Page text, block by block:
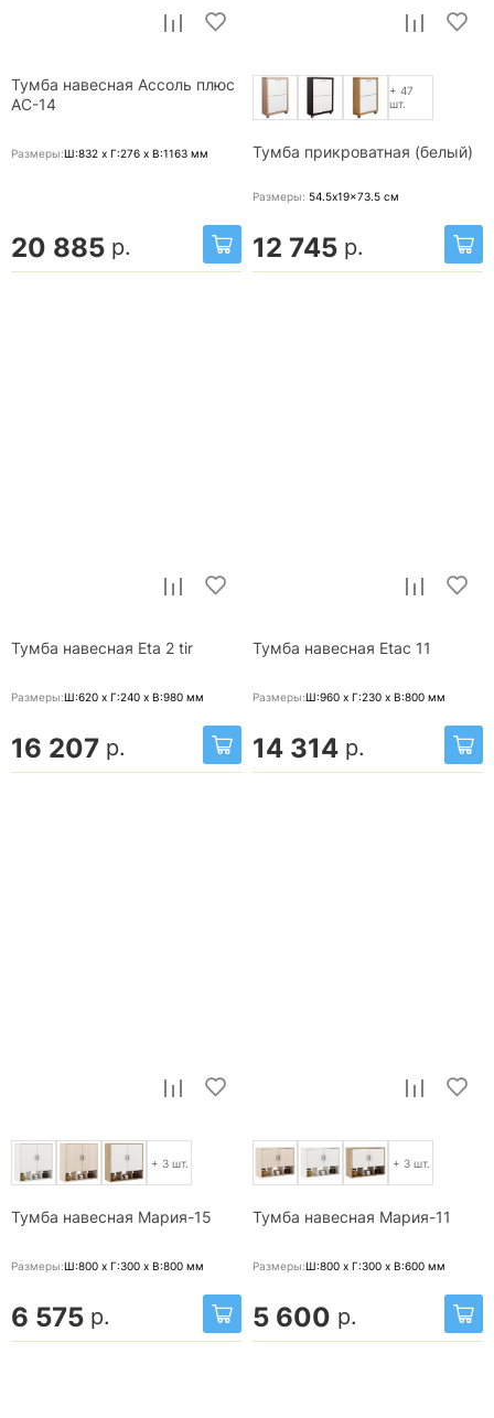
Тумба навесная Ассоль плюс
АС-14
Размеры:Ш:832 x Г:276 x В:1163 мм
20 885 р.
+ 47
шт.
Тумба прикроватная (белый)
Размеры: 54.5x19x73.5 см
12 745 р.
Тумба навесная Eta 2 tir
Размеры:Ш:620 x Г:240 x В:980 мм
16 207 р.
Тумба навесная Etac 11
Размеры:Ш:960 x Г:230 x В:800 мм
14 314 р.
+ 3 шт.
Тумба навесная Мария-15
Размеры:Ш:800 x Г:300 x В:800 мм
6 575 р.
+ 3 шт.
Тумба навесная Мария-11
Размеры:Ш:800 x Г:300 x В:600 мм
5 600 р.